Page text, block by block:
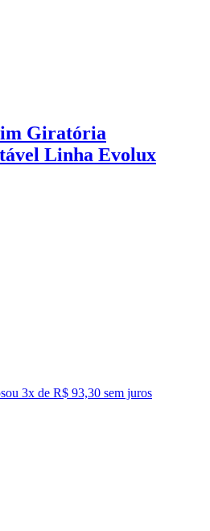
Giratória
Linha Evolux
ou 3x de R$ 93,30 sem juros